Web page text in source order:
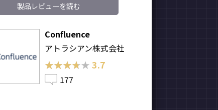
製品レビューを読む
Confluence
アトラシアン株式会社
★★★★★
★★★★★3.7
177